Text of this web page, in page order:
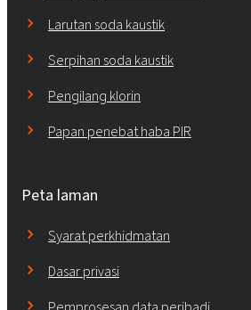
Larutan soda kaustik
Serpihan soda kaustik
Pengilang klorin
Papan penebat haba PIR
Peta laman
Syarat perkhidmatan
Dasar privasi